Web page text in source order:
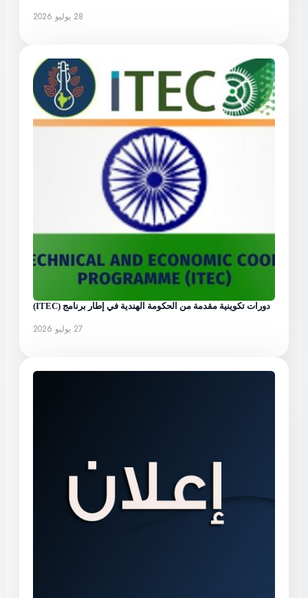
28 يوليو 2026
دورات تكوينية مقدمة من الحكومة الهندية في إطار برنامج (ITEC)
27 يوليو 2026